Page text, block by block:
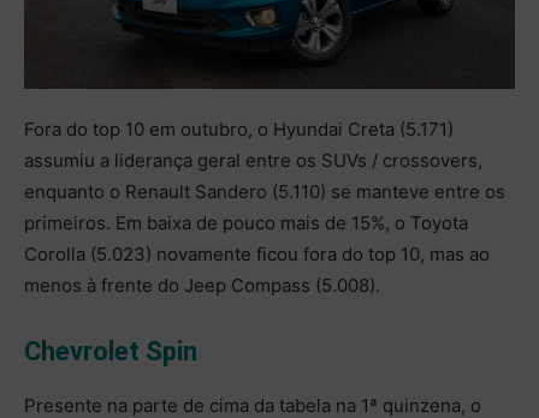
Fora do top 10 em outubro, o Hyundai Creta (5.171)
assumiu a liderança geral entre os SUVs / crossovers,
enquanto o Renault Sandero (5.110) se manteve entre os
primeiros. Em baixa de pouco mais de 15%, o Toyota
Corolla (5.023) novamente ficou fora do top 10, mas ao
menos à frente do Jeep Compass (5.008).
Chevrolet Spin
Presente na parte de cima da tabela na 1ª quinzena, o